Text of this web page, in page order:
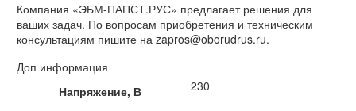
Компания «ЭБМ-ПАПСТ.РУС» предлагает решения для
ваших задач. По вопросам приобретения и техническим
консультациям пишите на zapros@oborudrus.ru.
Доп информация
Напряжение, В
230